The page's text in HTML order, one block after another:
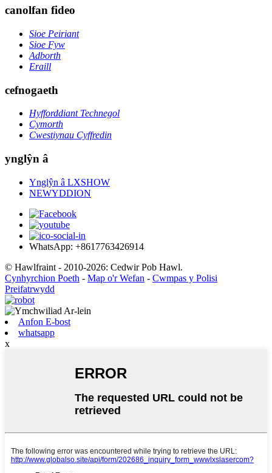
canolfan fideo
Sioe Peiriant
Sioe Fyw
Adborth
Eraill
cefnogaeth
Hyfforddiant Technegol
Cymorth
Cwestiynau Cyffredin
ynglŷn â
Ynglŷn â LXSHOW
NEWYDDION
WhatsApp: +8617763426914
© Hawlfraint - 2010-2026: Cedwir Pob Hawl.
Cynhyrchion Poeth - Map o'r Wefan - Cwmpas y Polisi
Preifatrwydd
Anfon E-bost
whatsapp
x